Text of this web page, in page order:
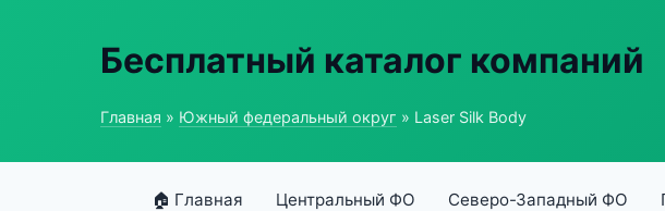
Бесплатный каталог компаний
Главная » Южный федеральный округ » Laser Silk Body
🏠 Главная Центральный ФО Северо-Западный ФО